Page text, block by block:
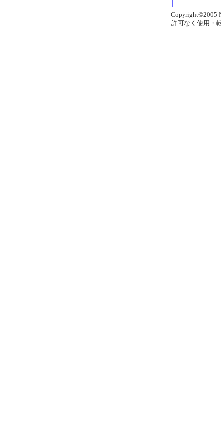
--Copyright©2005
許可なく使用・